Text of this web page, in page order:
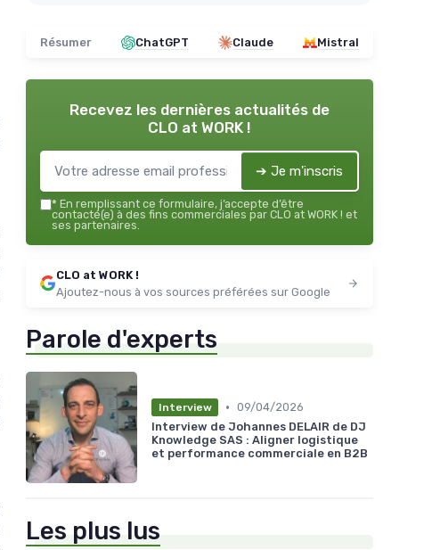
Résumer ChatGPT Claude Mistral
Recevez les dernières actualités de
CLO at WORK !
➔ Je m'inscris
* En remplissant ce formulaire, j’accepte d’être
contacté(e) à des fins commerciales par CLO at WORK ! et
ses partenaires.
CLO at WORK !
Ajoutez-nous à vos sources préférées sur Google
Parole d'experts
Interview • 09/04/2026
Interview de Johannes DELAIR de DJ
Knowledge SAS : Aligner logistique
et performance commerciale en B2B
Les plus lus